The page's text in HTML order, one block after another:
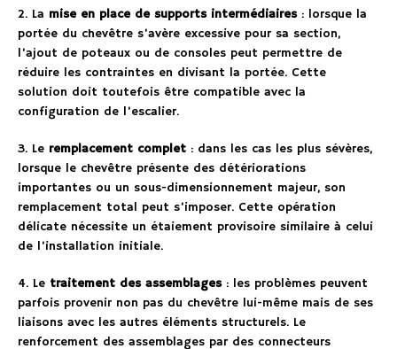
2. La mise en place de supports intermédiaires: lorsque la
portée du chevêtre s’avère excessive pour sa section,
l’ajout de poteaux ou de consoles peut permettre de
réduire les contraintes en divisant la portée. Cette
solution doit toutefois être compatible avec la
configuration de l’escalier.
3. Le remplacement complet : dans les cas les plus sévères,
lorsque le chevêtre présente des détériorations
importantes ou un sous-dimensionnement majeur, son
remplacement total peut s’imposer. Cette opération
délicate nécessite un étaiement provisoire similaire à celui
de l’installation initiale.
4. Le traitement des assemblages: les problèmes peuvent
parfois provenir non pas du chevêtre lui-même mais de ses
liaisons avec les autres éléments structurels. Le
renforcement des assemblages par des connecteurs